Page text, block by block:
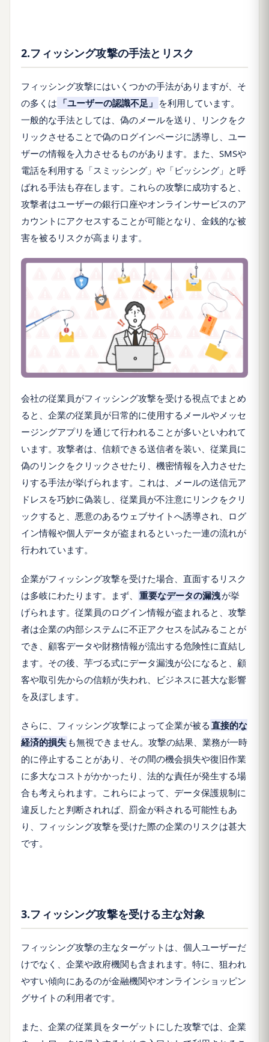
2.フィッシング攻撃の手法とリスク
フィッシング攻撃にはいくつかの手法がありますが、そ
の多くは 「ユーザーの認識不足」 を利用しています。
一般的な手法としては、偽のメールを送り、リンクをク
リックさせることで偽のログインページに誘導し、ユー
ザーの情報を入力させるものがあります。また、SMSや
電話を利用する「スミッシング」や「ビッシング」と呼
ばれる手法も存在します。これらの攻撃に成功すると、
攻撃者はユーザーの銀行口座やオンラインサービスのア
カウントにアクセスすることが可能となり、金銭的な被
害を被るリスクが高まります。
会社の従業員がフィッシング攻撃を受ける視点でまとめ
ると、企業の従業員が日常的に使用するメールやメッセ
ージングアプリを通じて行われることが多いといわれて
います。攻撃者は、信頼できる送信者を装い、従業員に
偽のリンクをクリックさせたり、機密情報を入力させた
りする手法が挙げられます。これは、メールの送信元ア
ドレスを巧妙に偽装し、従業員が不注意にリンクをクリ
ックすると、悪意のあるウェブサイトへ誘導され、ログ
イン情報や個人データが盗まれるといった一連の流れが
行われています。
企業がフィッシング攻撃を受けた場合、直面するリスク
は多岐にわたります。まず、 重要なデータの漏洩が挙
げられます。従業員のログイン情報が盗まれると、攻撃
者は企業の内部システムに不正アクセスを試みることが
でき、顧客データや財務情報が流出する危険性に直結し
ます。その後、芋づる式にデータ漏洩が公になると、顧
客や取引先からの信頼が失われ、ビジネスに甚大な影響
を及ぼします。
さらに、フィッシング攻撃によって企業が被る 直接的な
経済的損失 も無視できません。攻撃の結果、業務が一時
的に停止することがあり、その間の機会損失や復旧作業
に多大なコストがかかったり、法的な責任が発生する場
合も考えられます。これらによって、データ保護規制に
違反したと判断されれば、罰金が科される可能性もあ
り、フィッシング攻撃を受けた際の企業のリスクは甚大
です。
3.フィッシング攻撃を受ける主な対象
フィッシング攻撃の主なターゲットは、個人ユーザーだ
けでなく、企業や政府機関も含まれます。特に、狙われ
やすい傾向にあるのが金融機関やオンラインショッピン
グサイトの利用者です。
また、企業の従業員をターゲットにした攻撃では、企業